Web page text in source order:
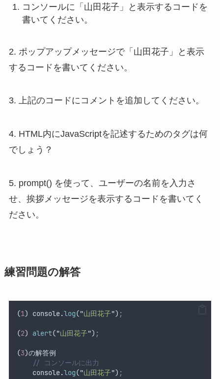
コンソールに「山田花子」と表示するコードを
書いてください。
2. ポップアップメッセージで「山田花子」と表示
するコードを書いてください。
3. 上記のコードにコメントを追加してください。
4. HTML内にJavaScriptを記述するためのタグは何
でしょう？
5. prompt() を使って、ユーザーの名前を入力さ
せ、挨拶メッセージを表示するコードを書いてく
ださい。
練習問題の解答
(1) console.log("山田花子") ;
(2) alert("山田花子") ;
(3)の解答例
// コンソールに出力
console.log("山田花子") ;